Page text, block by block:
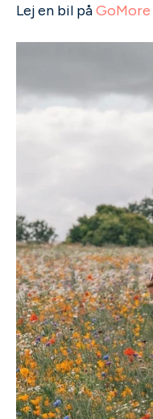
Lej en bil påGoMore